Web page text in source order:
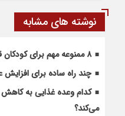
نوشته های مشابه
۸ ممنوعه مهم برای کودکان قبل از خواب
چند راه ساده برای افزایش
کدام وعده غذایی به
می‌کند؟